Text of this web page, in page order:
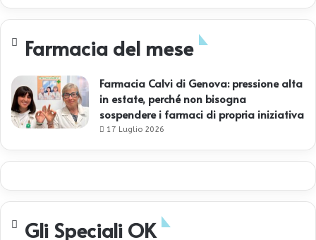
Farmacia del mese
Farmacia Calvi di Genova: pressione alta
in estate, perché non bisogna
sospendere i farmaci di propria iniziativa
17 Luglio 2026
Gli Speciali OK